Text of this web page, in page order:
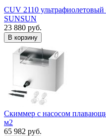
CUV 2110 ультрафиолетовый
SUNSUN
23 880 руб.
В корзину
Скиммер с насосом
м2
65 982 руб.